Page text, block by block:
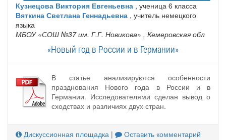
Кузнецова Виктория Евгеньевна , ученица 6 класса
Вяткина Светлана Геннадьевна , учитель немецкого
языка
МБОУ «СОШ №37 им. Г.Г. Новикова» , Кемеровская обл
«Новый год в России и в Германии»
В статье анализируются особенности
празднования Нового года в России и в
Германии. Исследователями сделан вывод о
сходствах и различиях двух стран.
Дискуссионная площадка | Оставить комментарий